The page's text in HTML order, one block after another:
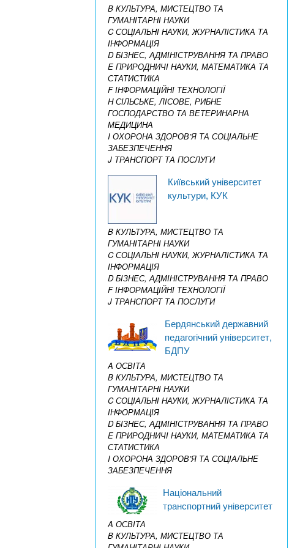
B КУЛЬТУРА, МИСТЕЦТВО ТА
ГУМАНІТАРНІ НАУКИ
C СОЦІАЛЬНІ НАУКИ, ЖУРНАЛІСТИКА ТА
ІНФОРМАЦІЯ
D БІЗНЕС, АДМІНІСТРУВАННЯ ТА ПРАВО
E ПРИРОДНИЧІ НАУКИ, МАТЕМАТИКА ТА
СТАТИСТИКА
F ІНФОРМАЦІЙНІ ТЕХНОЛОГІЇ
H СІЛЬСЬКЕ, ЛІСОВЕ, РИБНЕ
ГОСПОДАРСТВО ТА ВЕТЕРИНАРНА
МЕДИЦИНА
I ОХОРОНА ЗДОРОВ’Я ТА СОЦІАЛЬНЕ
ЗАБЕЗПЕЧЕННЯ
J ТРАНСПОРТ ТА ПОСЛУГИ
Київський університет
культури, КУК
B КУЛЬТУРА, МИСТЕЦТВО ТА
ГУМАНІТАРНІ НАУКИ
C СОЦІАЛЬНІ НАУКИ, ЖУРНАЛІСТИКА ТА
ІНФОРМАЦІЯ
D БІЗНЕС, АДМІНІСТРУВАННЯ ТА ПРАВО
F ІНФОРМАЦІЙНІ ТЕХНОЛОГІЇ
J ТРАНСПОРТ ТА ПОСЛУГИ
Бердянський державний
педагогічний університет,
БДПУ
A ОСВІТА
B КУЛЬТУРА, МИСТЕЦТВО ТА
ГУМАНІТАРНІ НАУКИ
C СОЦІАЛЬНІ НАУКИ, ЖУРНАЛІСТИКА ТА
ІНФОРМАЦІЯ
D БІЗНЕС, АДМІНІСТРУВАННЯ ТА ПРАВО
E ПРИРОДНИЧІ НАУКИ, МАТЕМАТИКА ТА
СТАТИСТИКА
I ОХОРОНА ЗДОРОВ’Я ТА СОЦІАЛЬНЕ
ЗАБЕЗПЕЧЕННЯ
Національний
транспортний університет
A ОСВІТА
B КУЛЬТУРА, МИСТЕЦТВО ТА